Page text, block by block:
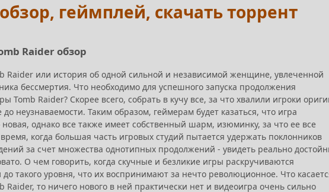
геймплей, скачать торрент
Raider обзор
Raider или история об одной сильной и независимой женщине, увлеченной
бессмертия. Что необходимо для успешного запуска продолжения
Tomb Raider? Скорее всего, собрать в кучу все, за что хвалили игроки
до неузнаваемости. Таким образом, геймерам будет казаться, что игра
новая, однако все также имеет собственный шарм, изюминку, за что ее все
когда большая часть игровых студий пытается удержать поклонников
за счет множества однотипных продолжений - увидеть реально
О чем говорить, когда скучные и безликие игры раскручиваются
до такого уровня, что их воспринимают за нечто революционное. Что
Raider, то ничего нового в ней практически нет и видеоигра очень сильно